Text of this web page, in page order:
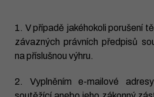
1. V případě jakéhokoli porušení
závazných právních předpisů
na příslušnou výhru.
2. Vyplněním e-mailové